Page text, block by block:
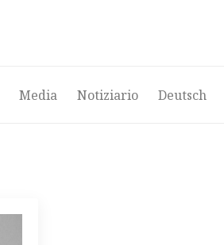
Media Notiziario Deutsch